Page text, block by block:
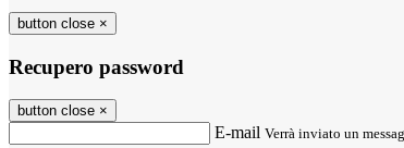
button close ×
Recupero password
button close ×
E-mail Verrà inviato un